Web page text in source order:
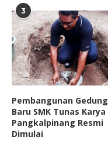
3
Pembangunan Gedung
Baru SMK Tunas Karya
Pangkalpinang Resmi
Dimulai